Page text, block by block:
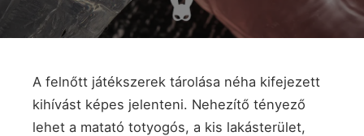
A felnőtt játékszerek tárolása néha kifejezett
kihívást képes jelenteni. Nehezítő tényező
lehet a matató totyogós, a kis lakásterület,